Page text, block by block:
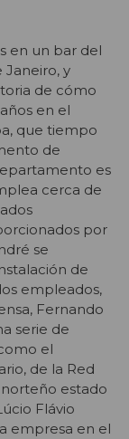
en un bar del
y
de cómo
en el
que tiempo
de
es
cerca de
por
se
de
empleados,
Fernando
serie de
el
de la Red
norteño estado
Flávio
empresa en el